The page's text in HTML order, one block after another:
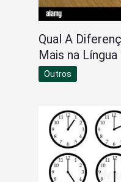
Qual A
Mais na
Outros